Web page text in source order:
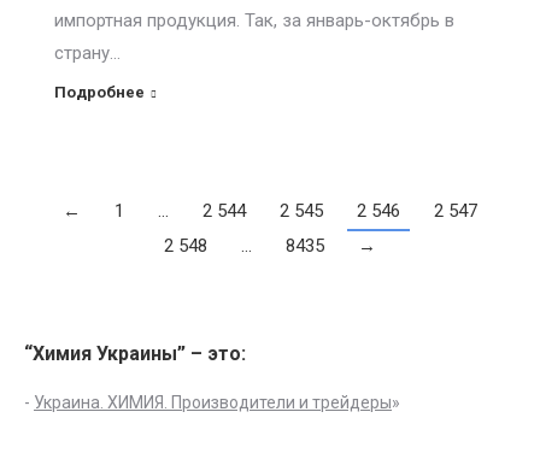
импортная продукция. Так, за январь-октябрь в
страну…
Подробнее
← 1 … 2 544 2 545 2 546
2 547
2 548
… 8435 →
“Химия Украины” – это:
- Украина. ХИМИЯ. Производители и трейдеры»